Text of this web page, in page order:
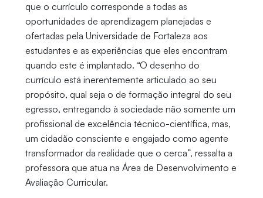
que o currículo corresponde a todas as
oportunidades de aprendizagem planejadas e
ofertadas pela Universidade de Fortaleza aos
estudantes e as experiências que eles encontram
quando este é implantado. “O desenho do
currículo está inerentemente articulado ao seu
propósito, qual seja o de formação integral do seu
egresso, entregando à sociedade não somente um
profissional de excelência técnico-científica, mas,
um cidadão consciente e engajado como agente
transformador da realidade que o cerca”, ressalta a
professora que atua na Área de Desenvolvimento e
Avaliação Curricular.